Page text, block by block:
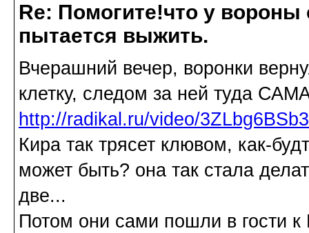
Re: Помогите!что у
пытается выжить.
Вчерашний вечер, воронки
клетку, следом за ней туда
http://radikal.ru/video/
Кира так трясет клювом, как-
может быть? она так стала
две...
Потом они сами пошли в гости к